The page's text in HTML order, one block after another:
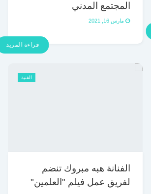
المجتمع المدني
مارس 16, 2021
قراءة المزيد
الفنية
الفنانة هبه مبروك تنضم
لفريق عمل فيلم "العلمين"